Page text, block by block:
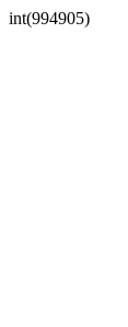
int(994905)